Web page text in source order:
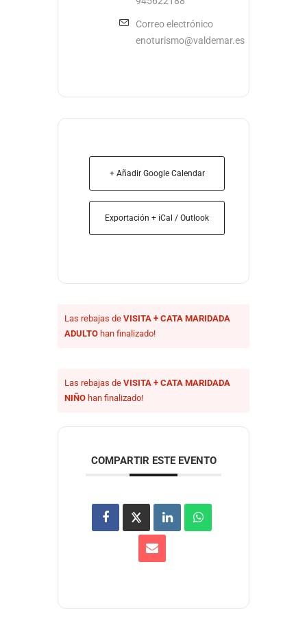
Correo electrónico
enoturismo@valdemar.es
+ Añadir Google Calendar
Exportación + iCal / Outlook
Las rebajas de VISITA + CATA MARIDADA
ADULTO han finalizado!
Las rebajas de VISITA + CATA MARIDADA
NIÑO han finalizado!
COMPARTIR ESTE EVENTO